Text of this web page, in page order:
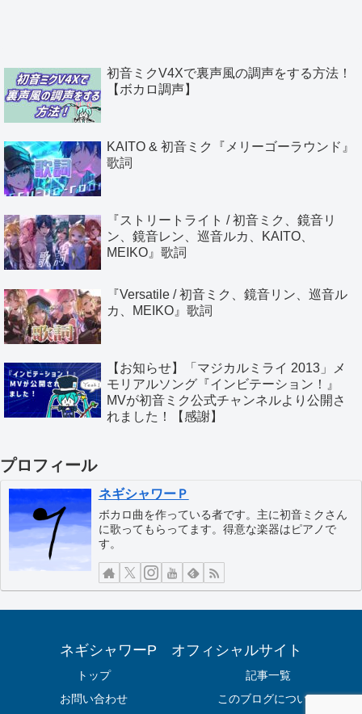
初音ミクV4Xで裏声風の調声をする方法！
【ボカロ調声】
KAITO & 初音ミク『メリーゴーラウンド』
歌詞
『ストリートライト / 初音ミク、鏡音リ
ン、鏡音レン、巡音ルカ、KAITO、
MEIKO』歌詞
『Versatile / 初音ミク、鏡音リン、巡音ル
カ、MEIKO』歌詞
【お知らせ】「マジカルミライ 2013」メ
モリアルソング『インビテーション！』
MVが初音ミク公式チャンネルより公開さ
れました！【感謝】
プロフィール
ネギシャワーＰ
ボカロ曲を作っている者です。主に初音ミクさん
に歌ってもらってます。得意な楽器はピアノで
す。
ネギシャワーP オフィシャルサイト
トップ
記事一覧
お問い合わせ
このブログについて